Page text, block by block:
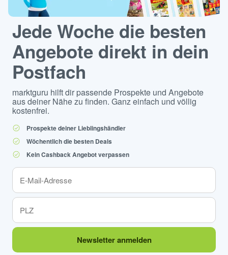
Jede Woche die besten
Angebote direkt in dein
Postfach
marktguru hilft dir passende Prospekte und Angebote
aus deiner Nähe zu finden. Ganz einfach und völlig
kostenfrei.
Prospekte deiner Lieblingshändler
Wöchentlich die besten Deals
Kein Cashback Angebot verpassen
Newsletter anmelden